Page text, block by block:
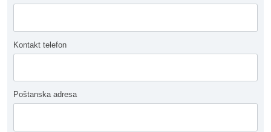
Kontakt telefon
Poštanska adresa